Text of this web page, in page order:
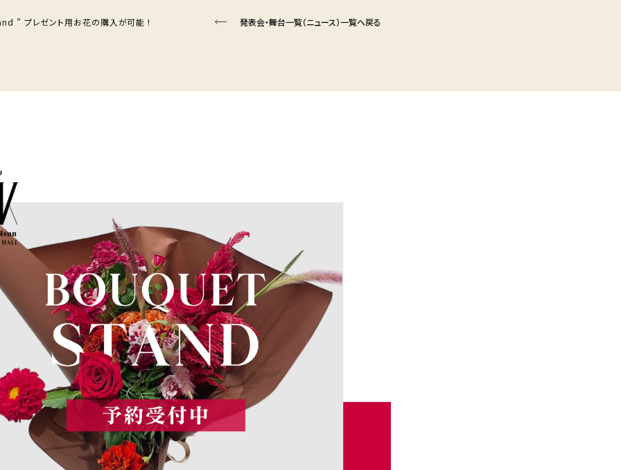
” プレゼント用お花の購入が可能 ! 発表会・舞台一覧（ニュース）一覧へ戻る